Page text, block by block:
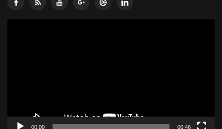
00:00 00:46